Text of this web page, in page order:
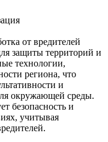
от вредителей
защиты территорий и
технологии,
региона, что
и
окружающей среды.
безопасность и
учитывая